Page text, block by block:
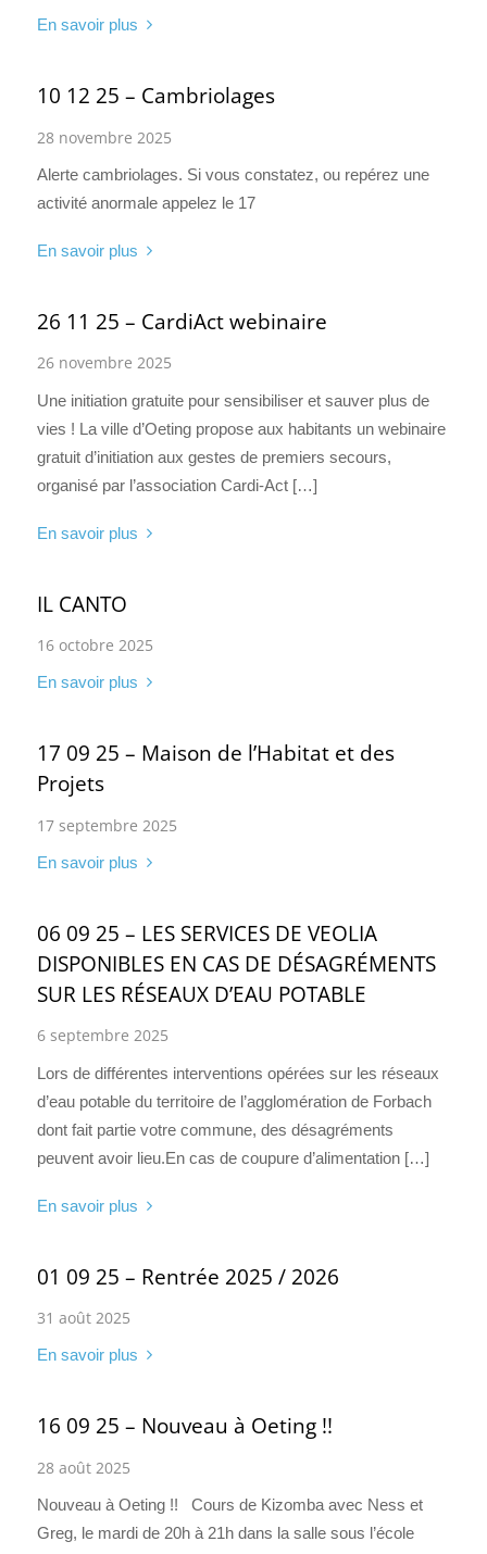
En savoir plus
10 12 25 – Cambriolages
28 novembre 2025
Alerte cambriolages. Si vous constatez, ou repérez une
activité anormale appelez le 17
En savoir plus
26 11 25 – CardiAct webinaire
26 novembre 2025
Une initiation gratuite pour sensibiliser et sauver plus de
vies ! La ville d’Oeting propose aux habitants un webinaire
gratuit d’initiation aux gestes de premiers secours,
organisé par l’association Cardi-Act […]
En savoir plus
IL CANTO
16 octobre 2025
En savoir plus
17 09 25 – Maison de l’Habitat et des
Projets
17 septembre 2025
En savoir plus
06 09 25 – LES SERVICES DE VEOLIA
DISPONIBLES EN CAS DE DÉSAGRÉMENTS
SUR LES RÉSEAUX D’EAU POTABLE
6 septembre 2025
Lors de différentes interventions opérées sur les réseaux
d’eau potable du territoire de l’agglomération de Forbach
dont fait partie votre commune, des désagréments
peuvent avoir lieu.En cas de coupure d’alimentation […]
En savoir plus
01 09 25 – Rentrée 2025 / 2026
31 août 2025
En savoir plus
16 09 25 – Nouveau à Oeting !!
28 août 2025
Nouveau à Oeting !! Cours de Kizomba avec Ness et
Greg, le mardi de 20h à 21h dans la salle sous l’école